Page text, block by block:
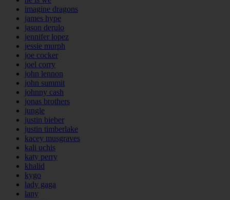
imagine dragons
james hype
jason derulo
jennifer lopez
jessie murph
joe cocker
joel corry
john lennon
john summit
johnny cash
jonas brothers
jungle
justin bieber
justin timberlake
kacey musgraves
kali uchis
katy perry
khalid
kygo
lady gaga
lany